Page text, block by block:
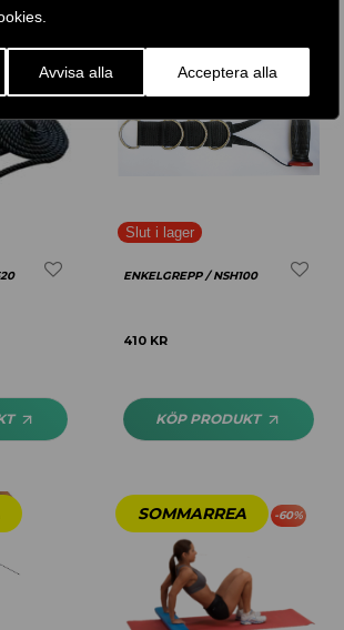
Avvisa alla Acceptera alla
-14%
ENKELGREPP / NSH100
410 KR
KÖP PRODUKT
-60%